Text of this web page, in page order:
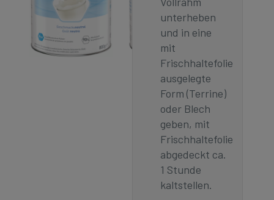
unterheben
und in eine
mit
Frischhaltefolie
ausgelegte
Form (Terrine)
oder Blech
geben, mit
Frischhaltefolie
abgedeckt ca.
1 Stunde
kaltstellen.